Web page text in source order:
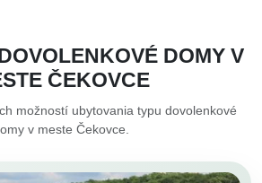
DOMY V
ČEKOVCE
možností ubytovania typu dovolenkové
v meste Čekovce.